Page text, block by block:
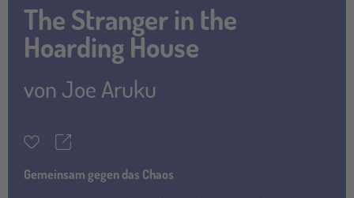
The Stranger in the
Hoarding House
von Joe Aruku
MerkzettelTeilen
Gemeinsam gegen das Chaos